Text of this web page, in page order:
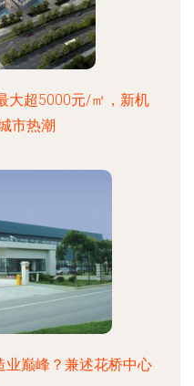
大超5000元/㎡，新机
市热潮
业巅峰？兼述花桥中心